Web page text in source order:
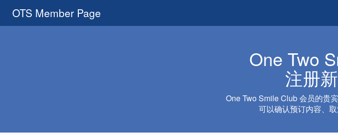
OTS Member Page
One Two
注册
One Two Smile Club 会员的贵
可以确认预订内容、取